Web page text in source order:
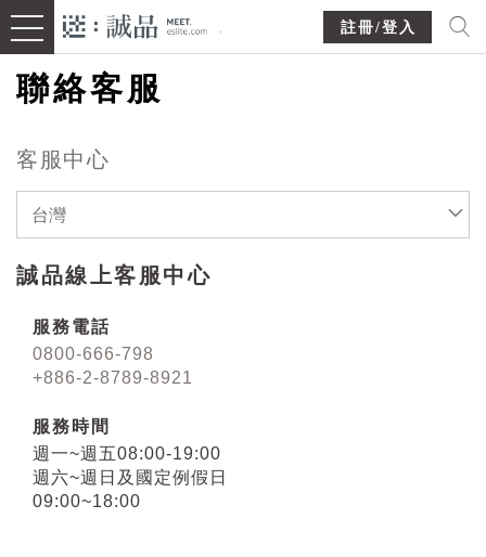
註冊/登入
聯絡客服
客服中心
台灣
誠品線上客服中心
服務電話
0800-666-798
+886-2-8789-8921
服務時間
週一~週五08:00-19:00
週六~週日及國定例假日
09:00~18:00